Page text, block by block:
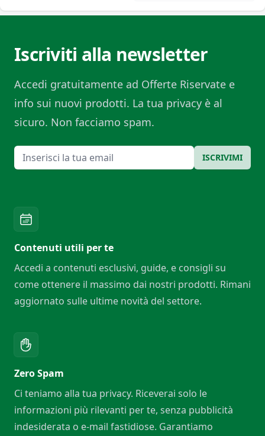
Iscriviti alla newsletter
Accedi gratuitamente ad Offerte Riservate e
info sui nuovi prodotti. La tua privacy è al
sicuro. Non facciamo spam.
Email ISCRIVIMI
Contenuti utili per te
Accedi a contenuti esclusivi, guide, e consigli su
come ottenere il massimo dai nostri prodotti. Rimani
aggiornato sulle ultime novità del settore.
Zero Spam
Ci teniamo alla tua privacy. Riceverai solo le
informazioni più rilevanti per te, senza pubblicità
indesiderata o e-mail fastidiose. Garantiamo